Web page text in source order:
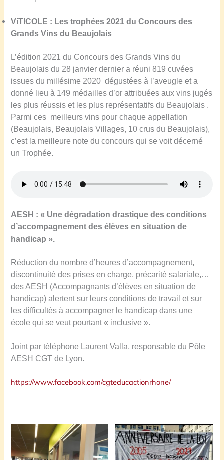
ViTICOLE : Les trophées 2021 du Concours des
Grands Vins du Beaujolais
L’édition 2021 du Concours des Grands Vins du
Beaujolais du 28 janvier dernier a réuni 819 cuvées
issues du millésime 2020 dégustées à l’aveugle et a
donné lieu à 149 médailles d’or attribuées aux vins jugés
les plus réussis et les plus représentatifs du Beaujolais .
Parmi ces meilleurs vins pour chaque appellation
(Beaujolais, Beaujolais Villages, 10 crus du Beaujolais),
c’est la meilleure note du concours qui se voit décerné
un Trophée.
A ESH : « Une dégradation drastique des conditions
d’accompagnement des élèves en situation de
handicap ».
Réduction du nombre d’heures d’accompagnement,
discontinuité des prises en charge, précarité salariale,…
des AESH (Accompagnants d’élèves en situation de
handicap) alertent sur leurs conditions de travail et sur
les difficultés à accompagner le handicap dans une
école qui se veut pourtant « inclusive ».
Joint par téléphone Laurent Valla, responsable du Pôle
AESH CGT de Lyon.
https://www.facebook.com/cgteducactionrhone/